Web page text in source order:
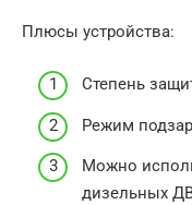
Плюсы устройства:
Степень
Режим
Можно
дизельных